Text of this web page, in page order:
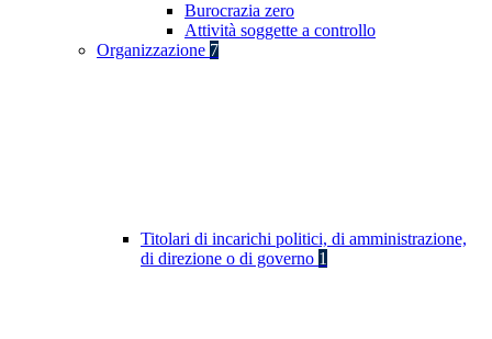
Burocrazia zero
Attività soggette a controllo
Organizzazione 7
Titolari di incarichi politici, di amministrazione,
di direzione o di governo 1